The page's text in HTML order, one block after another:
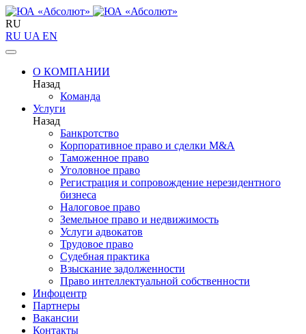
RU
RU UA EN
О КОМПАНИИ
Назад
Команда
Услуги
Назад
Банкротство
Корпоративное право и сделки M&A
Таможенное право
Уголовное право
Регистрация и сопровождение нерезидентного
бизнеса
Налоговое право
Земельное право и недвижимость
Услуги адвокатов
Трудовое право
Судебная практика
Взыскание задолженности
Право интеллектуальной собственности
Инфоцентр
Партнеры
Вакансии
Контакты